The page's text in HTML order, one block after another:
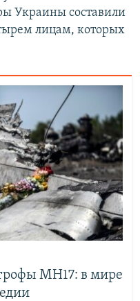
Украины составили
лицам, которых
MH17: в мире